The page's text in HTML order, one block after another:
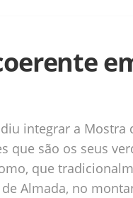
integrar a Mostra
que são os seus
que
Almada, no